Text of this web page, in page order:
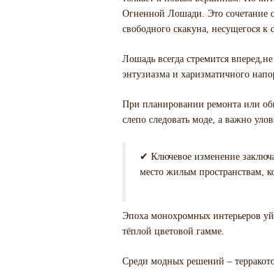
Огненной Лошади. Это сочетание
свободного скакуна, несущегося к
Лошадь всегда стремится
энтузиазма и харизматичного
При планировании ремонта или
слепо следовать моде, а важно
✔ Ключевое изменение
место жилым пространствам,
Эпоха монохромных интерьеров
тёплой цветовой гамме.
Среди модных решений –